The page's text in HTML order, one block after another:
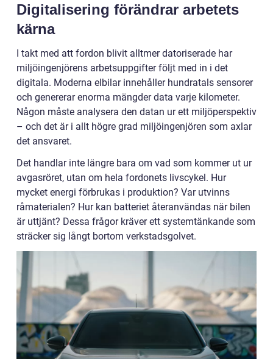
Digitalisering förändrar arbetets
kärna
I takt med att fordon blivit alltmer datoriserade har
miljöingenjörens arbetsuppgifter följt med in i det
digitala. Moderna elbilar innehåller hundratals sensorer
och genererar enorma mängder data varje kilometer.
Någon måste analysera den datan ur ett miljöperspektiv
– och det är i allt högre grad miljöingenjören som axlar
det ansvaret.
Det handlar inte längre bara om vad som kommer ut ur
avgasröret, utan om hela fordonets livscykel. Hur
mycket energi förbrukas i produktion? Var utvinns
råmaterialen? Hur kan batteriet återanvändas när bilen
är uttjänt? Dessa frågor kräver ett systemtänkande som
sträcker sig långt bortom verkstadsgolvet.